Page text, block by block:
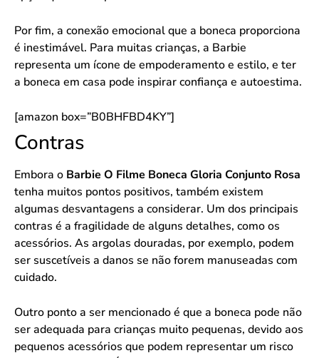
Por fim, a conexão emocional que a boneca proporciona
é inestimável. Para muitas crianças, a Barbie
representa um ícone de empoderamento e estilo, e ter
a boneca em casa pode inspirar confiança e autoestima.
[amazon box=”B0BHFBD4KY”]
Contras
Embora o Barbie O Filme Boneca Gloria Conjunto Rosa
tenha muitos pontos positivos, também existem
algumas desvantagens a considerar. Um dos principais
contras é a fragilidade de alguns detalhes, como os
acessórios. As argolas douradas, por exemplo, podem
ser suscetíveis a danos se não forem manuseadas com
cuidado.
Outro ponto a ser mencionado é que a boneca pode não
ser adequada para crianças muito pequenas, devido aos
pequenos acessórios que podem representar um risco